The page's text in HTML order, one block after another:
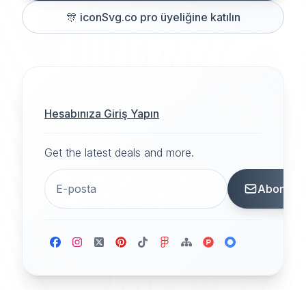
🎊 iconSvg.co pro üyeliğine katılın
Hesabınıza Giriş Yapın
Get the latest deals and more.
Abone